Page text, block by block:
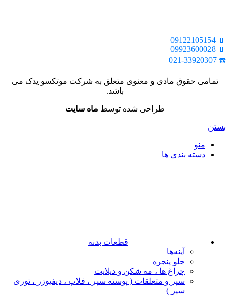
📱 09122105154
📱 09923600028
☎️ 021-33920307
تمامی حقوق مادی و معنوی متعلق به شرکت موتکسو یدک می
باشد.
طراحی شده توسط ماه سایت
بستن
منو
دسته بندی ها
قطعات بدنه
آینه‌ها
جلو پنجره
چراغ‌ ها ، مه‌ شکن و دیلایت
سپر و متعلقات ( پوسته سپر ، فلاپ ، دیفیوزر ، توری
سپر )